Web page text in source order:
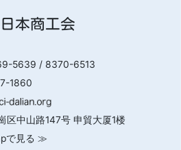
本商工会
5639 / 8370-6513
1860
区中山路147号 申貿大厦1楼
で見る ≫